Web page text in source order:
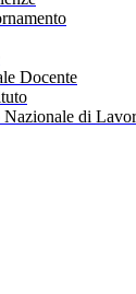
Docente
di